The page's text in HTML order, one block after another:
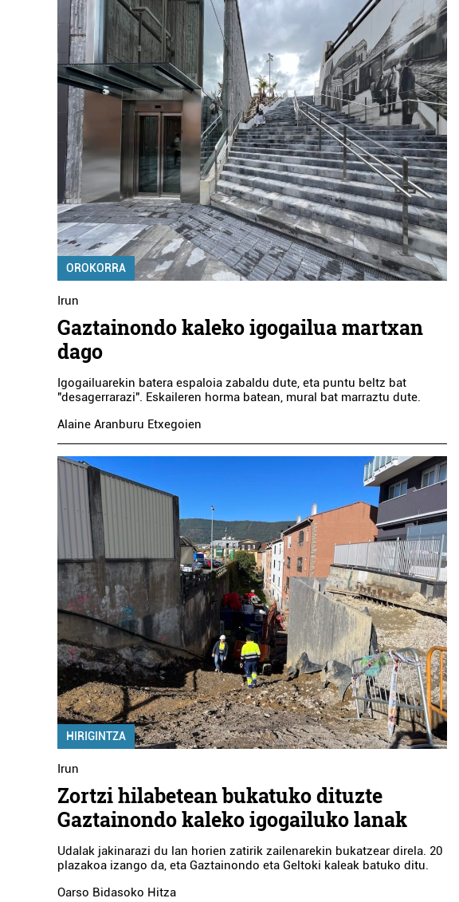
OROKORRA
Irun
Gaztainondo kaleko igogailua martxan
dago
Igogailuarekin batera espaloia zabaldu dute, eta puntu beltz bat
"desagerrarazi". Eskaileren horma batean, mural bat marraztu dute.
Alaine Aranburu Etxegoien
HIRIGINTZA
Irun
Zortzi hilabetean bukatuko dituzte
Gaztainondo kaleko igogailuko lanak
Udalak jakinarazi du lan horien zatirik zailenarekin bukatzear direla. 20
plazakoa izango da, eta Gaztainondo eta Geltoki kaleak batuko ditu.
Oarso Bidasoko Hitza
Arropa dendak
CASAMAYOR
Argazkilaritza
VALENTIN